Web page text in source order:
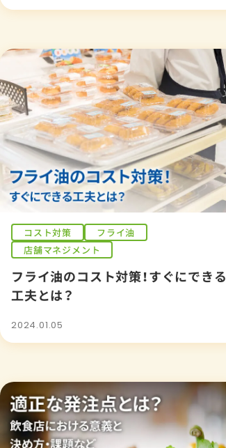
コスト対策
フライ油
店舗マネジメント
フライ油のコスト対策！すぐにできる
工夫とは？
2024.01.05